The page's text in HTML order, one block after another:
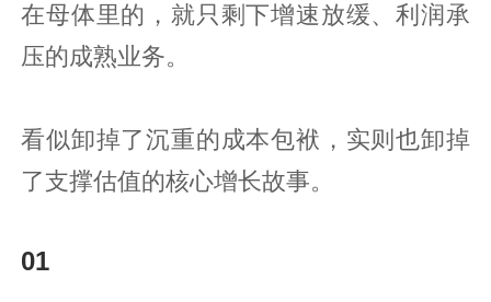
在母体里的，就只剩下增速放缓、利润承
压的成熟业务。
看似卸掉了沉重的成本包袱，实则也卸掉
了支撑估值的核心增长故事。
01